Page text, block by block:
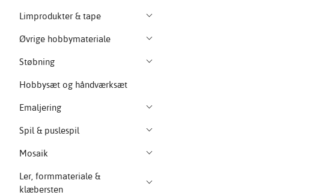
Limprodukter & tape
Øvrige hobbymateriale
Støbning
Hobbysæt og håndværksæt
Emaljering
Spil & puslespil
Mosaik
Ler, formmateriale &
klæbersten